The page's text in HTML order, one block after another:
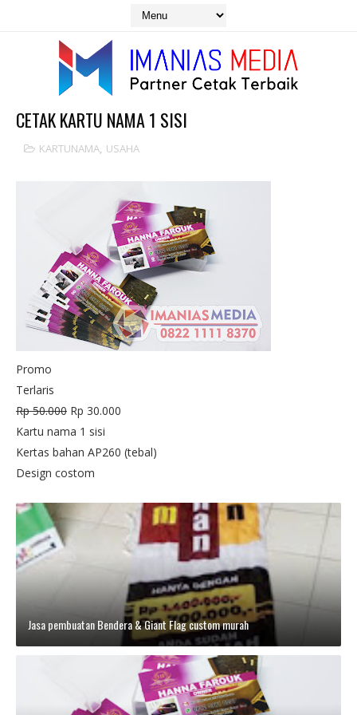
CETAK KARTU NAMA 1 SISI
KARTUNAMA, USAHA
Promo
Terlaris
Rp 50.000 Rp 30.000
Kartu nama 1 sisi
Kertas bahan AP260 (tebal)
Design costom
Jasa pembuatan Bendera & Giant Flag custom murah